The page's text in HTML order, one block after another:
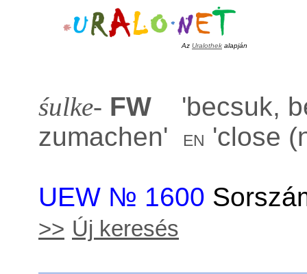
Az Uralothek alapján
śulke- FW 'becsuk,
zumachen' en 'close
UEW № 1600
>> Új keresés